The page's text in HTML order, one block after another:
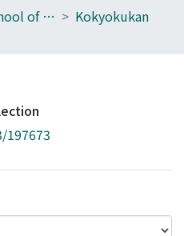
190_Graduate School of Government
Kokyokukan